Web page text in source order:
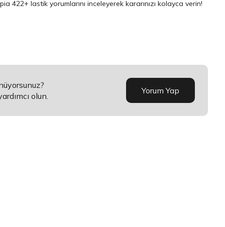
422+ lastik yorumlarını inceleyerek kararınızı kolayca verin!
olun.
Yorum Yap